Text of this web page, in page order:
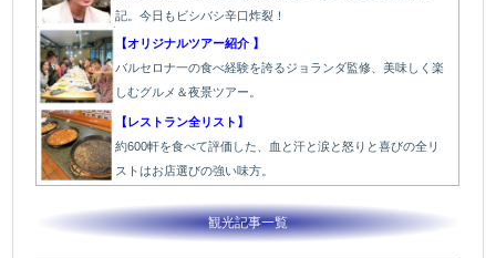
記。今日もビシバシ辛口炸裂！
【オリジナルツアー紹介 】
バルセロナ一の食べ経験を誇るジョランダ監修、美味しく楽
しむグルメ＆夜景ツアー。
【レストラン全リスト】
約600軒を食べて評価した、血と汗と涙と怒りと喜びの全リ
ストはお店選びの強い味方。
観光記事一覧